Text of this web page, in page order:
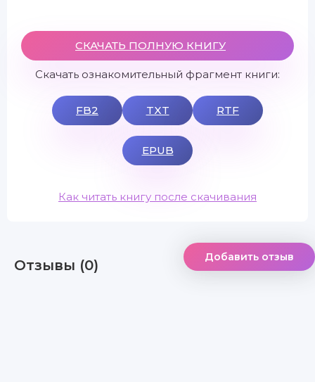
СКАЧАТЬ ПОЛНУЮ КНИГУ
Скачать ознакомительный фрагмент книги:
FB2 TXT RTF
EPUB
Как читать книгу после скачивания
Отзывы (0) Добавить отзыв